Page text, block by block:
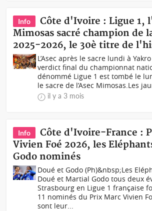
Info
Côte d'Ivoire : Ligue 1,
Mimosas sacré champion de
2025-2026, le 30è titre de
L’Asec après le sacre lundi à
verdict final du championnat
dénommé Ligue 1 est tombé le
le sacre de l’Asec Mimosas.Les
il y a 3 mois
Info
Côte d'Ivoire-France :
Vivien Foé 2026, les
Godo nominés
Doué et Godo (Ph)&nbsp;Les
Doué et Martial Godo tous deux
Strasbourg en Ligue 1 française
11 nominés du Prix Marc Vivien
sont leur...